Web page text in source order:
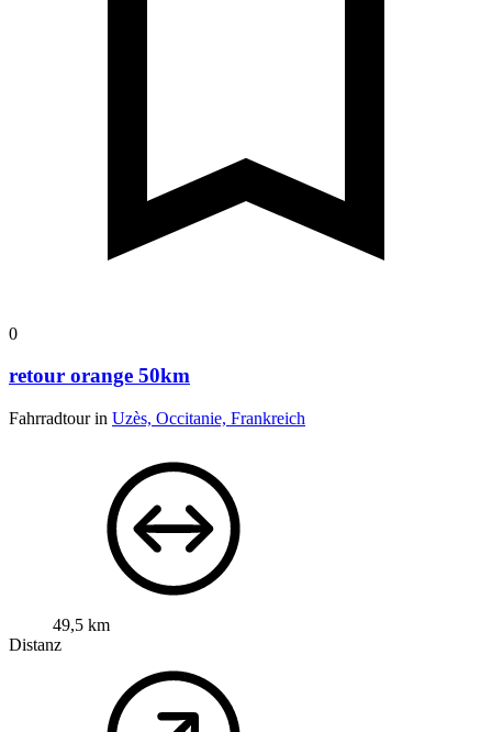
0
retour orange 50km
Fahrradtour in Uzès, Occitanie, Frankreich
49,5 km
Distanz